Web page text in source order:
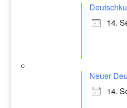
14.
Neuer
14.